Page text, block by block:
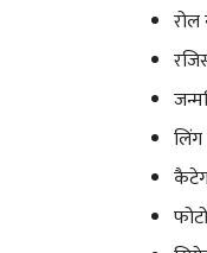
लिंग
फोटो